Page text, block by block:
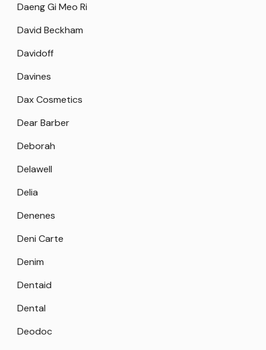
Daeng Gi Meo Ri
David Beckham
Davidoff
Davines
Dax Cosmetics
Dear Barber
Deborah
Delawell
Delia
Denenes
Deni Carte
Denim
Dentaid
Dental
Deodoc